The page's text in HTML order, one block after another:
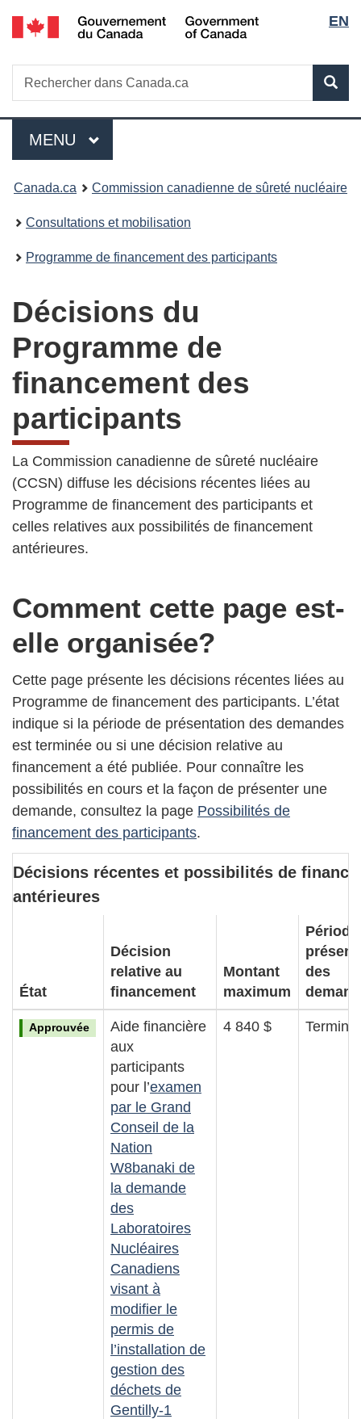
Passer
au
principal
de
la
EN
Recherche
Menu
MENU PRINCIPAL
Vous
êtes
ici
Canada.ca Commission canadienne de sûreté nucléaire
Consultations et mobilisation
Programme de financement des participants
Décisions du
Programme de
financement des
participants
La Commission canadienne de sûreté nucléaire
(CCSN) diffuse les décisions récentes liées au
Programme de financement des participants et
celles relatives aux possibilités de financement
antérieures.
Comment cette page est-
elle organisée?
Cette page présente les décisions récentes liées au
Programme de financement des participants. L’état
indique si la période de présentation des demandes
est terminée ou si une décision relative au
financement a été publiée. Pour connaître les
possibilités en cours et la façon de présenter une
demande, consultez la page Possibilités de
financement des participants.
Décisions récentes et possibilités de
antérieures
État
Décision
relative au
financement
Montant
maximum
des
Approuvée
Aide financière
aux
participants
pour l’examen
par le Grand
Conseil de la
Nation
W8banaki de
la demande
des
Laboratoires
Nucléaires
Canadiens
visant à
modifier le
permis de
l’installation de
gestion des
déchets de
Gentilly-1
4 840 $